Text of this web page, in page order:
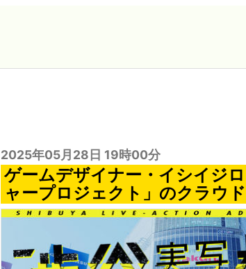
2025年05月28日 19時00分
ゲームデザイナー・イシイジ
ャープロジェクト」のクラウ